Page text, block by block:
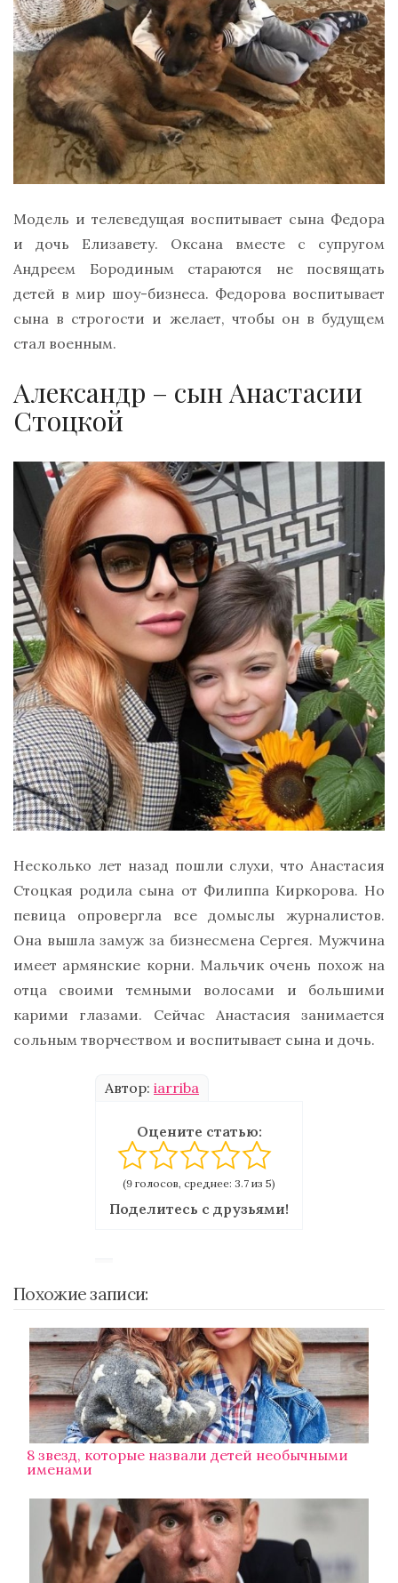
Модель и телеведущая воспитывает сына Федора
и дочь Елизавету. Оксана вместе с супругом
Андреем Бородиным стараются не посвящать
детей в мир шоу-бизнеса. Федорова воспитывает
сына в строгости и желает, чтобы он в будущем
стал военным.
Александр – сын Анастасии
Стоцкой
Несколько лет назад пошли слухи, что Анастасия
Стоцкая родила сына от Филиппа Киркорова. Но
певица опровергла все домыслы журналистов.
Она вышла замуж за бизнесмена Сергея. Мужчина
имеет армянские корни. Мальчик очень похож на
отца своими темными волосами и большими
карими глазами. Сейчас Анастасия занимается
сольным творчеством и воспитывает сына и дочь.
Автор: iarriba
Оцените статью:
(9 голосов, среднее: 3.7 из 5)
Поделитесь с друзьями!
Похожие записи:
8 звезд, которые назвали детей необычными
именами